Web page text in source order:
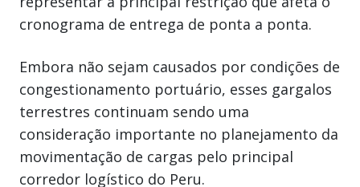
cronograma de entrega de ponta a ponta.
Embora não sejam causados por condições de
congestionamento portuário, esses gargalos
terrestres continuam sendo uma
consideração importante no planejamento da
movimentação de cargas pelo principal
corredor logístico do Peru.